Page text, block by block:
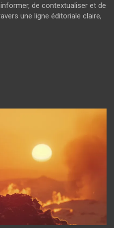
de contextualiser et de
une ligne éditoriale claire,